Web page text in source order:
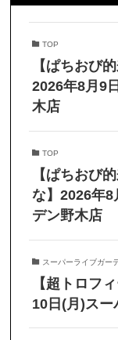
TOP
【ぱちおび
2026年8月9
木店
TOP
【ぱちおび
な】2026年8
デン野木店
スーパーライブガー
【超トロフ
10日(月)ス